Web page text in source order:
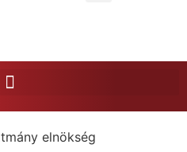
elnökség